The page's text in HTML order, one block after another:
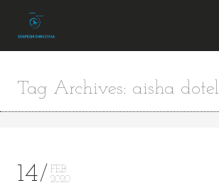
Tag Archives: aisha dotel
14
FEB
2020